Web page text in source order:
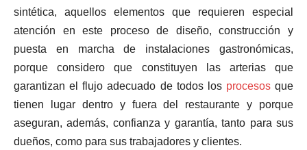
sintética, aquellos elementos que requieren especial
atención en este proceso de diseño, construcción y
puesta en marcha de instalaciones gastronómicas,
porque considero que constituyen las arterias que
garantizan el flujo adecuado de todos los procesosque
tienen lugar dentro y fuera del restaurante y porque
aseguran, además, confianza y garantía, tanto para sus
dueños, como para sus trabajadores y clientes.